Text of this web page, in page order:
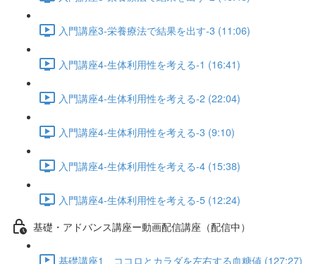
入門講座3-栄養療法で結果を出す-3 (11:06)
入門講座4-生体利用性を考える-1 (16:41)
入門講座4-生体利用性を考える-2 (22:04)
入門講座4-生体利用性を考える-3 (9:10)
入門講座4-生体利用性を考える-4 (15:38)
入門講座4-生体利用性を考える-5 (12:24)
基礎・アドバンス講座ー動画配信講座（配信中）
基礎講座1 ココロとカラダを左右する血糖値 (127:27)